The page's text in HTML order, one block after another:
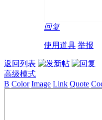
回复
使用道具 举报
返回列表
高级模式
B Color Image Link Quote